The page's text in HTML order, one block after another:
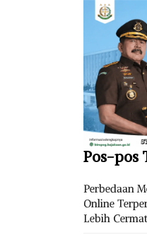
Pos-pos
Perbedaan
Online
Lebih